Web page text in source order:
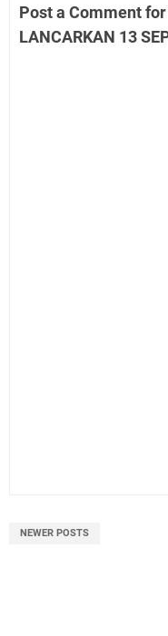
Post a Comment for
LANCARKAN 13
NEWER POSTS